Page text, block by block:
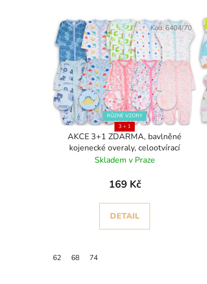
RŮZNÉ VZORY
3 + 1
AKCE 3+1 ZDARMA, bavlněné
kojenecké overaly, celootvírací
Skladem v Praze
169 Kč
DETAIL
62 68 74
Kód:6404/70